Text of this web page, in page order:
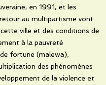
en 1991, et les
au multipartisme vont
ville et des conditions de
à la pauvreté
fortune (malewa),
des phénomènes
de la violence et